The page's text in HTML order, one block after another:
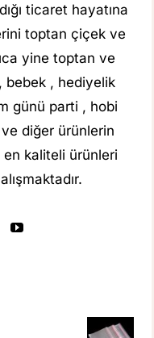
ticaret hayatına
toptan çiçek ve
yine toptan ve
bebek , hediyelik
günü parti , hobi
diğer ürünlerin
en kaliteli ürünleri